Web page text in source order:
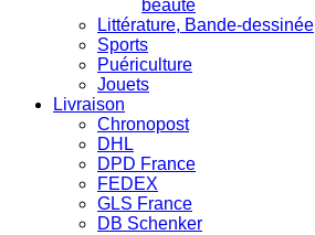
beauté
Littérature, Bande-dessinée
Sports
Puériculture
Jouets
Livraison
Chronopost
DHL
DPD France
FEDEX
GLS France
DB Schenker